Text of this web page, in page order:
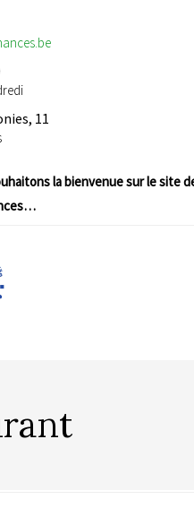
11
la bienvenue sur le site